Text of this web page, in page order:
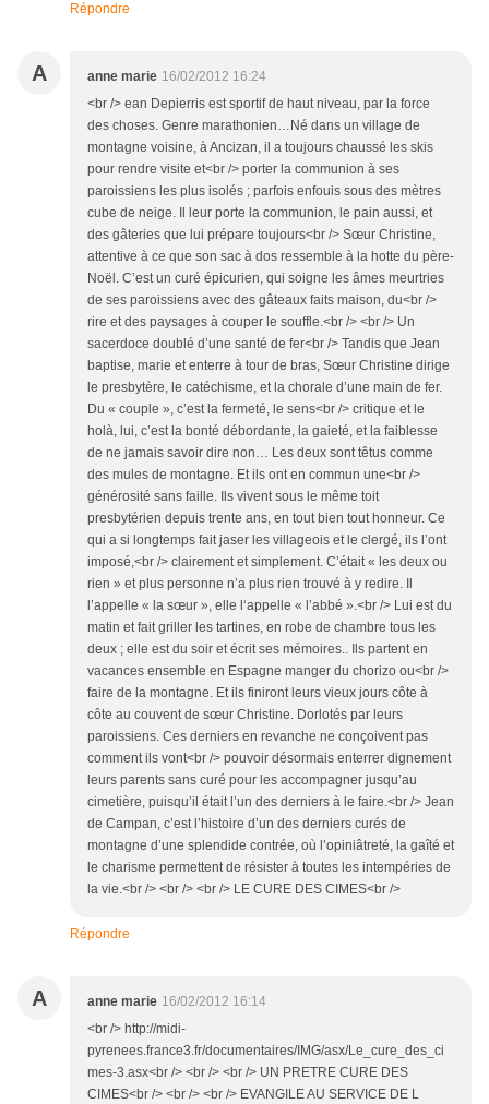
Répondre
A anne marie 16/02/2012 16:24
<br /> ean Depierris est sportif de haut niveau, par la force
des choses. Genre marathonien…Né dans un village de
montagne voisine, à Ancizan, il a toujours chaussé les skis
pour rendre visite et<br /> porter la communion à ses
paroissiens les plus isolés ; parfois enfouis sous des mètres
cube de neige. Il leur porte la communion, le pain aussi, et
des gâteries que lui prépare toujours<br /> Sœur Christine,
attentive à ce que son sac à dos ressemble à la hotte du père-
Noël. C’est un curé épicurien, qui soigne les âmes meurtries
de ses paroissiens avec des gâteaux faits maison, du<br />
rire et des paysages à couper le souffle.<br /> <br /> Un
sacerdoce doublé d’une santé de fer<br /> Tandis que Jean
baptise, marie et enterre à tour de bras, Sœur Christine dirige
le presbytère, le catéchisme, et la chorale d’une main de fer.
Du « couple », c’est la fermeté, le sens<br /> critique et le
holà, lui, c’est la bonté débordante, la gaieté, et la faiblesse
de ne jamais savoir dire non… Les deux sont têtus comme
des mules de montagne. Et ils ont en commun une<br />
générosité sans faille. Ils vivent sous le même toit
presbytérien depuis trente ans, en tout bien tout honneur. Ce
qui a si longtemps fait jaser les villageois et le clergé, ils l’ont
imposé,<br /> clairement et simplement. C’était « les deux ou
rien » et plus personne n’a plus rien trouvé à y redire. Il
l’appelle « la sœur », elle l‘appelle « l’abbé ».<br /> Lui est du
matin et fait griller les tartines, en robe de chambre tous les
deux ; elle est du soir et écrit ses mémoires.. Ils partent en
vacances ensemble en Espagne manger du chorizo ou<br />
faire de la montagne. Et ils finiront leurs vieux jours côte à
côte au couvent de sœur Christine. Dorlotés par leurs
paroissiens. Ces derniers en revanche ne conçoivent pas
comment ils vont<br /> pouvoir désormais enterrer dignement
leurs parents sans curé pour les accompagner jusqu’au
cimetière, puisqu’il était l’un des derniers à le faire.<br /> Jean
de Campan, c’est l’histoire d’un des derniers curés de
montagne d’une splendide contrée, où l’opiniâtreté, la gaîté et
le charisme permettent de résister à toutes les intempéries de
la vie.<br /> <br /> <br /> LE CURE DES CIMES<br />
Répondre
A anne marie 16/02/2012 16:14
<br /> http://midi-
pyrenees.france3.fr/documentaires/IMG/asx/Le_cure_des_ci
mes-3.asx<br /> <br /> <br /> UN PRETRE CURE DES
CIMES<br /> <br /> <br /> EVANGILE AU SERVICE DE L